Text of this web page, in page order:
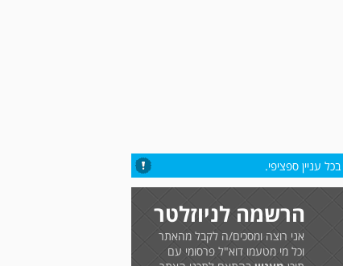
עניין ספציפי.
הרשמה לניוזלטר
אני רוצה ומסכים/ה לקבל מהאתר
וכל מי מטעמו דוא"ל פרסומי עם